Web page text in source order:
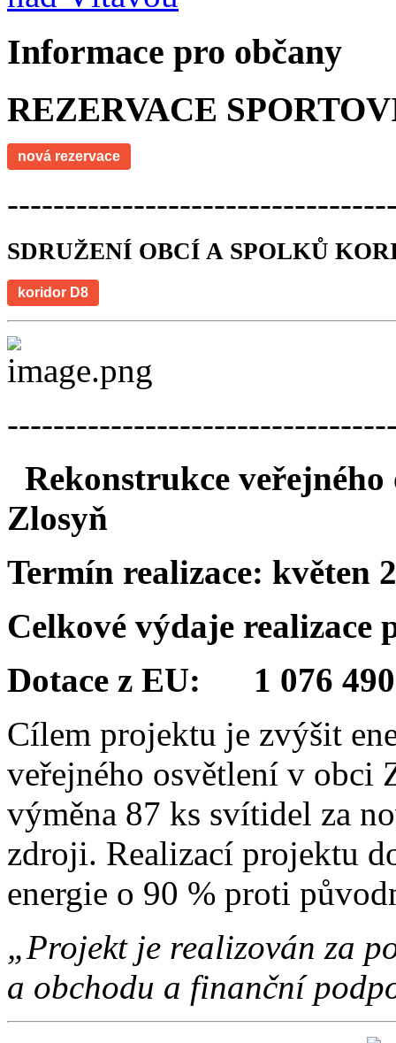
Informace pro občany
REZERVACE
nová rezervace
SDRUŽENÍ OBCÍ A SPOLKŮ
koridor D8
Rekonstrukce veřejného
Zlosyň
Termín realizace: květen
Celkové výdaje
Dotace z EU: 1 076
Cílem projektu je zvýšit
veřejného osvětlení v obci
výměna 87 ks svítidel za
zdroji. Realizací projektu
energie o 90 % proti
„Projekt je realizován
a obchodu a finanční